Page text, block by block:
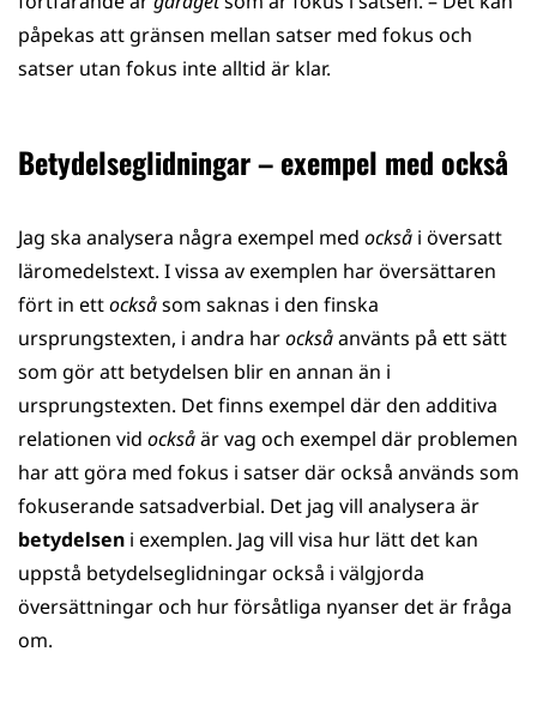
påpekas att gränsen mellan satser med fokus och
satser utan fokus inte alltid är klar.
Betydelseglidningar – exempel med också
Jag ska analysera några exempel med också i översatt
läromedelstext. I vissa av exemplen har översättaren
fört in ettocksåsom saknas i den finska
ursprungstexten, i andra harocksåanvänts på ett sätt
som gör att betydelsen blir en annan än i
ursprungstexten. Det finns exempel där den additiva
relationen vid ocksåär vag och exempel där problemen
har att göra med fokus i satser där också används som
fokuserande satsadverbial. Det jag vill analysera är
betydelsen i exemplen. Jag vill visa hur lätt det kan
uppstå betydelseglidningar också i välgjorda
översättningar och hur försåtliga nyanser det är fråga
om.